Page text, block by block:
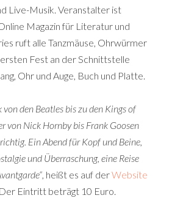
Live-Musik. Veranstalter ist
Magazin für Literatur und
ruft alle Tanzmäuse, Ohrwürmer
Fest an der Schnittstelle
Ohr und Auge, Buch und Platte.
den Beatles bis zu den Kings of
von Nick Hornby bis Frank Goosen
Ein Abend für Kopf und Beine,
und Überraschung, eine Reise
, heißt es auf derWebsite
Eintritt beträgt 10 Euro.